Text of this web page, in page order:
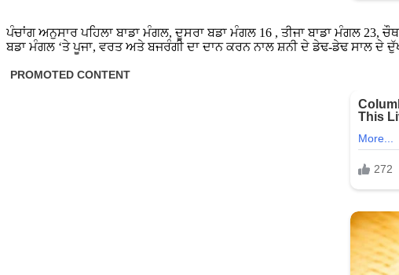
ਪੰਚਾਂਗ ਅਨੁਸਾਰ ਪਹਿਲਾ ਬਾਡਾ ਮੰਗਲ, ਦੂਸਰਾ ਬਡਾ ਮੰਗਲ 16 , ਤੀਜਾ ਬਾਡਾ ਮੰਗਲ
ਬਡਾ ਮੰਗਲ ‘ਤੇ ਪੂਜਾ, ਵਰਤ ਅਤੇ ਬਜਰੰਗੀ ਦਾ ਦਾਨ ਕਰਨ ਨਾਲ ਸ਼ਨੀ ਦੇ ਡੇਢ-ਡੇਢ ਸਾਲ ਦੇ